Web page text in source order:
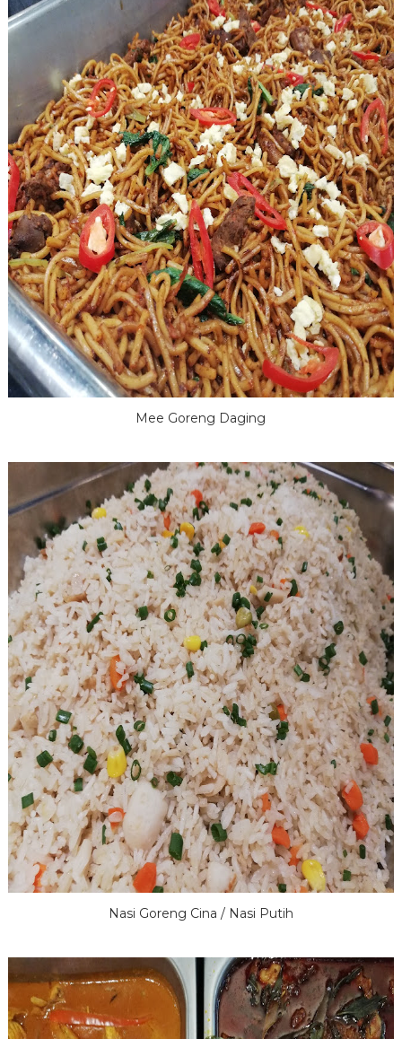
Mee Goreng Daging
Nasi Goreng Cina / Nasi Putih